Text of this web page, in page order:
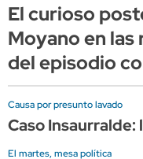
El curioso
Moyano en las
del episodio
Causa por presunto lavado
Caso
El martes, mesa política